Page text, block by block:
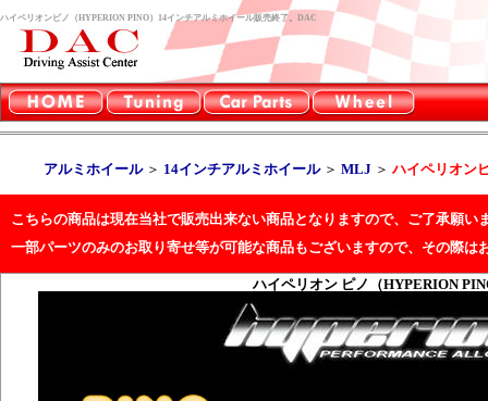
ハイペリオンピノ（HYPERION PINO）14インチアルミホイール販売終了。DAC
アルミホイール＞ 14インチアルミホイール＞ MLJ ＞ ハイペリオン
こちらの商品は現在当社で販売出来ない商品となりますので、ご了承願い
一部パーツのみのお取り寄せ等が可能な商品もございますので、その際は
ハイペリオン ピノ（HYPERION